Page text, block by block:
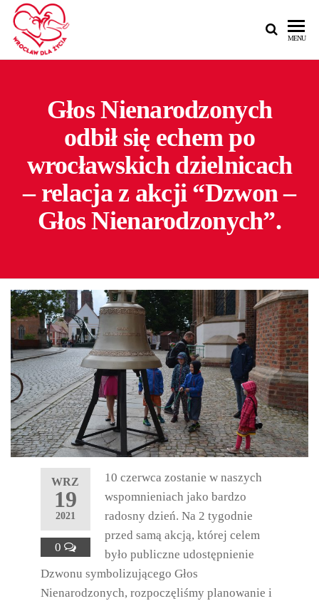
MENU
Głos Nienarodzonych
odbił się echem po
wrocławskich dzielnicach
– relacja z akcji “Dzwon –
Głos Nienarodzonych”.
WRZ
19
2021
0
10 czerwca zostanie w naszych
wspomnieniach jako bardzo
radosny dzień. Na 2 tygodnie
przed samą akcją, której celem
było publiczne udostępnienie
Dzwonu symbolizującego Głos
Nienarodzonych, rozpoczęliśmy planowanie i